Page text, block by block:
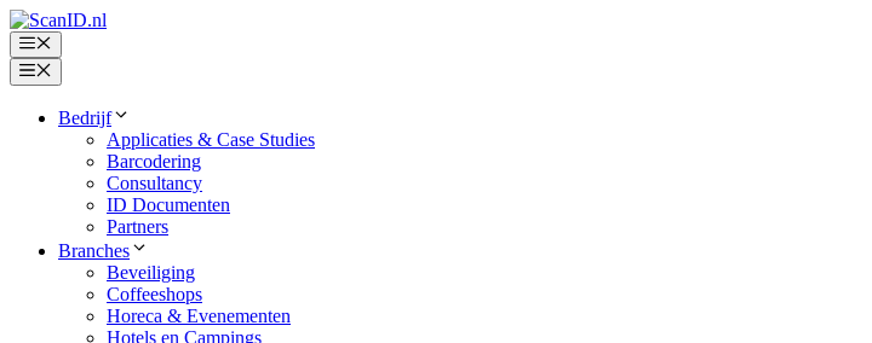
Ga
naar
de
inhoud
Menu
Menu
Bedrijf
Applicaties & Case Studies
Barcodering
Consultancy
ID Documenten
Partners
Branches
Beveiliging
Coffeeshops
Horeca & Evenementen
Hotels en Campings